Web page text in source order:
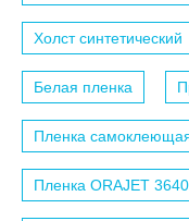
Холст синтетический
Белая пленка
Пленка
Пленка ORAJET 3640